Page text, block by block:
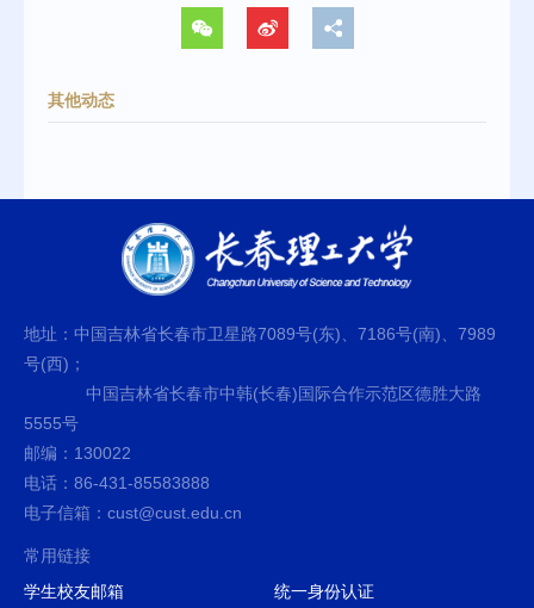
其他动态
地址：中国吉林省长春市卫星路7089号(东)、7186号(南)、7989
号(西)；
中国吉林省长春市中韩(长春)国际合作示范区德胜大路
5555号
邮编：130022
电话：86-431-85583888
电子信箱：cust@cust.edu.cn
常用链接
学生校友邮箱
统一身份认证